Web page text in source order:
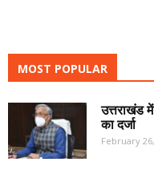
MOST POPULAR
उत्तराखंड में
का दर्जा
February